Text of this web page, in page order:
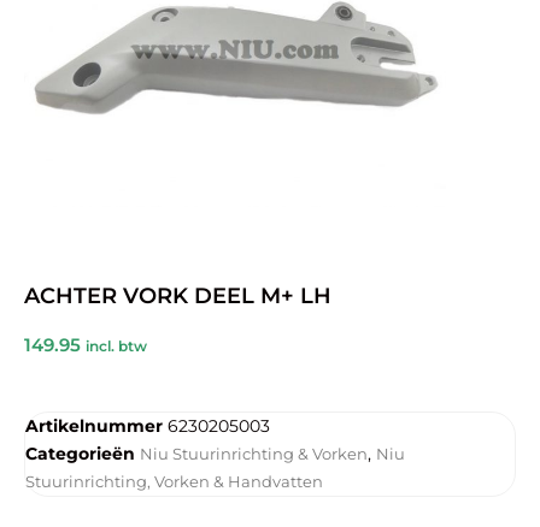
ACHTER VORK DEEL M+ LH
149.95 incl. btw
Artikelnummer 6230205003
Categorieën Niu Stuurinrichting & Vorken, Niu
Stuurinrichting, Vorken & Handvatten